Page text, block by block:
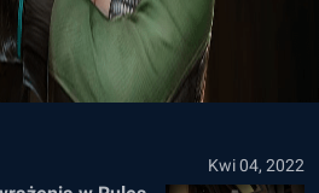
Kwi 04, 2022